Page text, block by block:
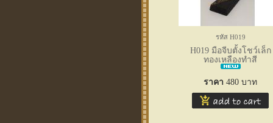
รหัส H019
H019 มือจีบตั้งโชว์เล็ก
ทองเหลืองทำสี
ราคา 480 บาท